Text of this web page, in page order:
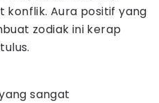
Aura positif yang
zodiak ini kerap
sangat